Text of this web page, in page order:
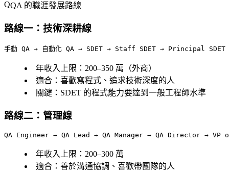
QA 的職涯發展路線
路線一：技術深耕線
年收入上限 ：200–350 萬（外商）
適合 ：喜歡寫程式、追求技術深度的人
關鍵 ：SDET 的程式能力要達到一般工程師水準
路線二：管理線
年收入上限 ：200–300 萬
適合 ：善於溝通協調、喜歡帶團隊的人